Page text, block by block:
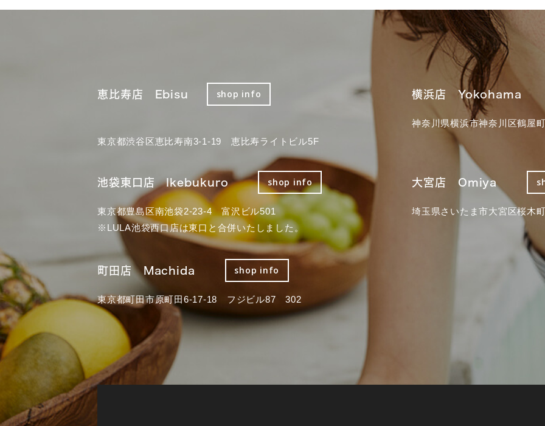
恵比寿店 Ebisu shop info
東京都渋谷区恵比寿南3-1-19 恵比寿ライトビル5F
横浜店 Yokohama
神奈川県横浜市神奈川区鶴屋
池袋東口店 Ikebukuro shop info
東京都豊島区南池袋2-23-4 富沢ビル501
※LULA池袋西口店は東口と合併いたしました。
大宮店 Omiya
埼玉県さいたま市大宮区桜木
町田店 Machida shop info
東京都町田市原町田6-17-18 フジビル87 302